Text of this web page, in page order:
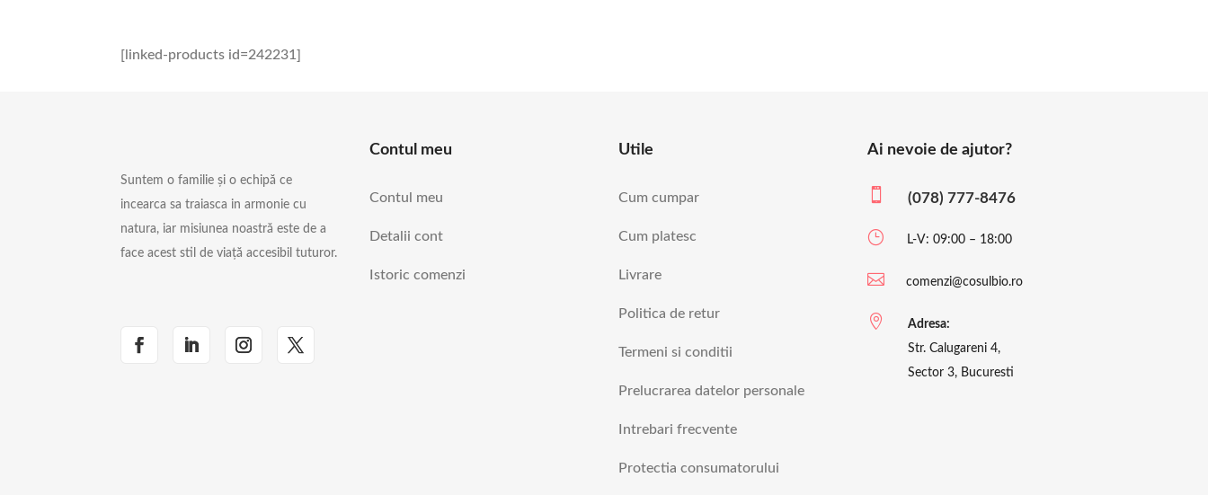
[linked-products id=242231]
Suntem o familie și o echipă ce
incearca sa traiasca in armonie cu
natura, iar misiunea noastră este de a
face acest stil de viață accesibil tuturor.
Contul meu
Contul meu
Detalii cont
Istoric comenzi
Utile
Cum cumpar
Cum platesc
Livrare
Politica de retur
Termeni si conditii
Prelucrarea datelor personale
Intrebari frecvente
Protectia consumatorului
Ai nevoie de ajutor?
 (078) 777-8476
} L-V: 09:00 – 18:00
 comenzi@cosulbio.ro

Adresa:
Str. Calugareni 4,
Sector 3, Bucuresti